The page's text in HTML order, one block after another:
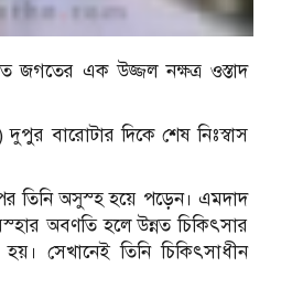
জগতের এক উজ্জল নক্ষত্র ওস্তাদ
বারোটার দিকে শেষ নিঃস্বাস
তিনি অসুস্হ হয়ে পড়েন। এমদাদ
অবণতি হলে উন্নত চিকিৎসার
সেখানেই তিনি চিকিৎসাধীন